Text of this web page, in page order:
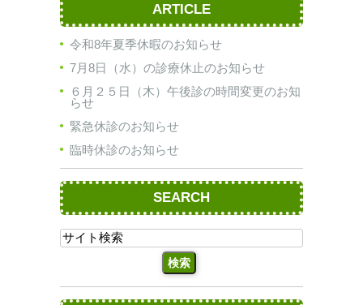
ARTICLE
令和8年夏季休暇のお知らせ
7月8日（水）の診療休止のお知らせ
６月２５日（木）午後診の時間変更のお知
らせ
緊急休診のお知らせ
臨時休診のお知らせ
SEARCH